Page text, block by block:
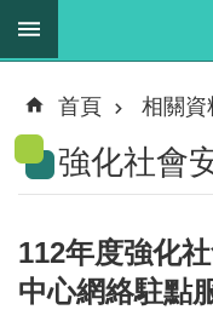
跳到主要內容區塊
新
消
息
務
職
掌
首頁 相關資
強化社會
112年度強化
中心網絡駐點